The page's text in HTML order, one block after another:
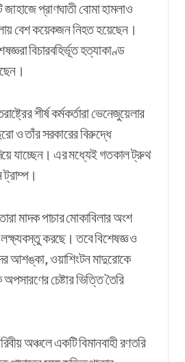
প্রাণঘাতী বোমা হামলাও
বেশ কয়েকজন নিহত হয়েছেন।
বিচারবহির্ভূত হত্যাকাণ্ড
শীর্ষ কর্মকর্তারা ভেনেজুয়েলার
ও তাঁর সরকারের বিরুদ্ধে
যাচ্ছেন। এর মধ্যেই গতকাল ট্রুথ
ট্রাম্প।
মাদক পাচার মোকাবিলার অংশ
করছে। তবে বিশেষজ্ঞ ও
আশঙ্কা, ওয়াশিংটন মাদুরোকে
চেষ্টার ভিত্তি তৈরি
অঞ্চলে একটি বিমানবাহী রণতরি